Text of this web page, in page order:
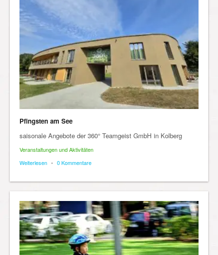
Pfingsten am See
saisonale Angebote der 360° Teamgeist GmbH in Kolberg
Veranstaltungen und Aktivitäten
Weiterlesen • 0 Kommentare